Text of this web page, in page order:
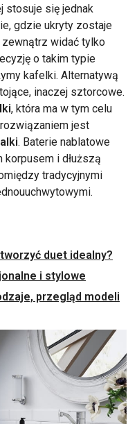
stosuje się jednak
gdzie ukryty zostaje
zewnątrz widać tylko
o takim typie
kafelki. Alternatywą
inaczej sztorcowe.
, która ma w tym celu
jest
. Baterie nablatowe
i dłuższą
tradycyjnymi
duet idealny?
i stylowe
przegląd modeli